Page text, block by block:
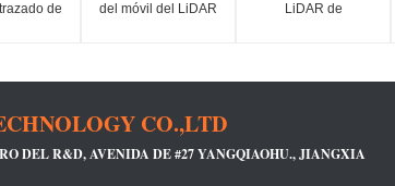
de
del móvil del LiDAR
LiDAR de
CO.,LTD
DEL R&D, AVENIDA DE #27 YANGQIAOHU., JIANGXIA